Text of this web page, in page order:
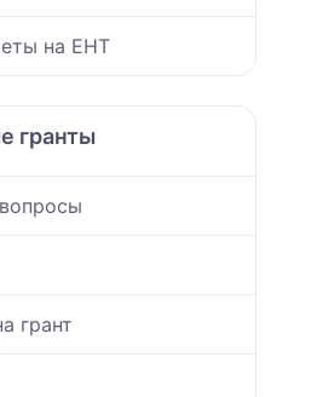
на ЕНТ
гранты
грант